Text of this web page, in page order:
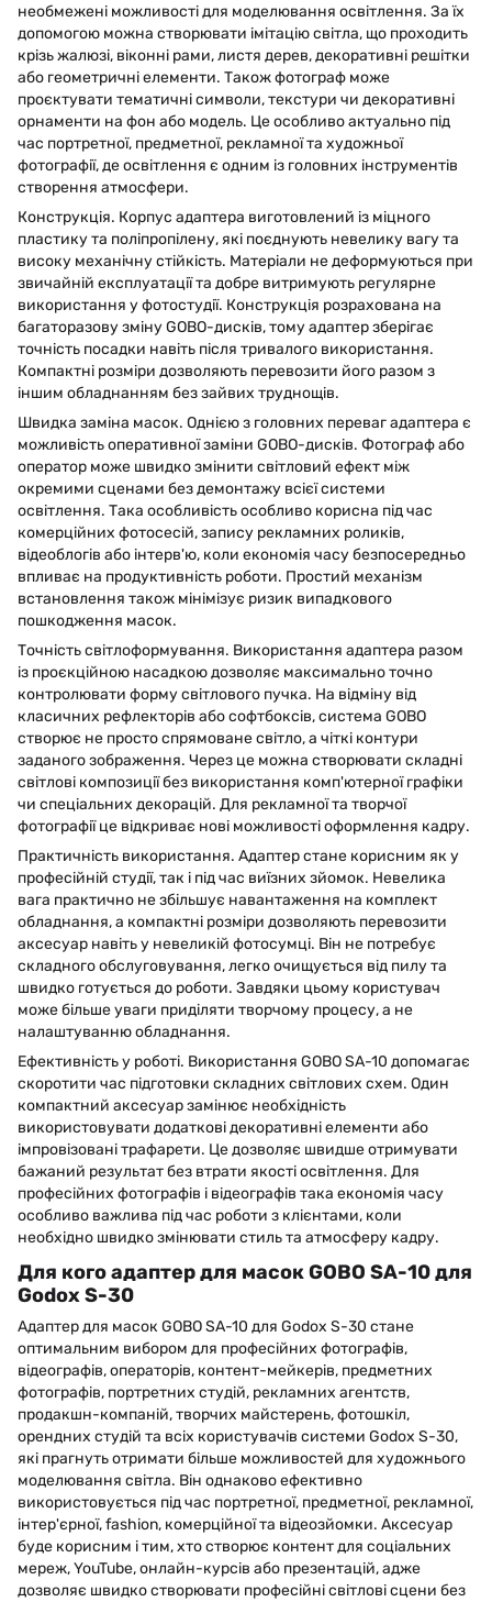
необмежені можливості для моделювання освітлення. За їх
допомогою можна створювати імітацію світла, що проходить
крізь жалюзі, віконні рами, листя дерев, декоративні решітки
або геометричні елементи. Також фотограф може
проєктувати тематичні символи, текстури чи декоративні
орнаменти на фон або модель. Це особливо актуально під
час портретної, предметної, рекламної та художньої
фотографії, де освітлення є одним із головних інструментів
створення атмосфери.
Конструкція. Корпус адаптера виготовлений із міцного
пластику та поліпропілену, які поєднують невелику вагу та
високу механічну стійкість. Матеріали не деформуються при
звичайній експлуатації та добре витримують регулярне
використання у фотостудії. Конструкція розрахована на
багаторазову зміну GOBO-дисків, тому адаптер зберігає
точність посадки навіть після тривалого використання.
Компактні розміри дозволяють перевозити його разом з
іншим обладнанням без зайвих труднощів.
Швидка заміна масок. Однією з головних переваг адаптера є
можливість оперативної заміни GOBO-дисків. Фотограф або
оператор може швидко змінити світловий ефект між
окремими сценами без демонтажу всієї системи
освітлення. Така особливість особливо корисна під час
комерційних фотосесій, запису рекламних роликів,
відеоблогів або інтерв'ю, коли економія часу безпосередньо
впливає на продуктивність роботи. Простий механізм
встановлення також мінімізує ризик випадкового
пошкодження масок.
Точність світлоформування. Використання адаптера разом
із проєкційною насадкою дозволяє максимально точно
контролювати форму світлового пучка. На відміну від
класичних рефлекторів або софтбоксів, система GOBO
створює не просто спрямоване світло, а чіткі контури
заданого зображення. Через це можна створювати складні
світлові композиції без використання комп'ютерної графіки
чи спеціальних декорацій. Для рекламної та творчої
фотографії це відкриває нові можливості оформлення кадру.
Практичність використання. Адаптер стане корисним як у
професійній студії, так і під час виїзних зйомок. Невелика
вага практично не збільшує навантаження на комплект
обладнання, а компактні розміри дозволяють перевозити
аксесуар навіть у невеликій фотосумці. Він не потребує
складного обслуговування, легко очищується від пилу та
швидко готується до роботи. Завдяки цьому користувач
може більше уваги приділяти творчому процесу, а не
налаштуванню обладнання.
Ефективність у роботі. Використання GOBO SA-10 допомагає
скоротити час підготовки складних світлових схем. Один
компактний аксесуар замінює необхідність
використовувати додаткові декоративні елементи або
імпровізовані трафарети. Це дозволяє швидше отримувати
бажаний результат без втрати якості освітлення. Для
професійних фотографів і відеографів така економія часу
особливо важлива під час роботи з клієнтами, коли
необхідно швидко змінювати стиль та атмосферу кадру.
Для кого адаптер для масок GOBO SA-10 для
Godox S-30
Адаптер для масок GOBO SA-10 для Godox S-30 стане
оптимальним вибором для професійних фотографів,
відеографів, операторів, контент-мейкерів, предметних
фотографів, портретних студій, рекламних агентств,
продакшн-компаній, творчих майстерень, фотошкіл,
орендних студій та всіх користувачів системи Godox S-30,
які прагнуть отримати більше можливостей для художнього
моделювання світла. Він однаково ефективно
використовується під час портретної, предметної, рекламної,
інтер'єрної, fashion, комерційної та відеозйомки. Аксесуар
буде корисним і тим, хто створює контент для соціальних
мереж, YouTube, онлайн-курсів або презентацій, адже
дозволяє швидко створювати професійні світлові сцени без